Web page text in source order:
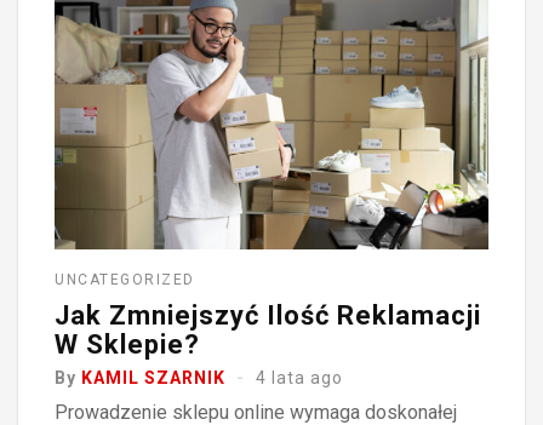
UNCATEGORIZED
Jak Zmniejszyć Ilość Reklamacji
W Sklepie?
By KAMIL SZARNIK 4 lata ago
Prowadzenie sklepu online wymaga doskonałej